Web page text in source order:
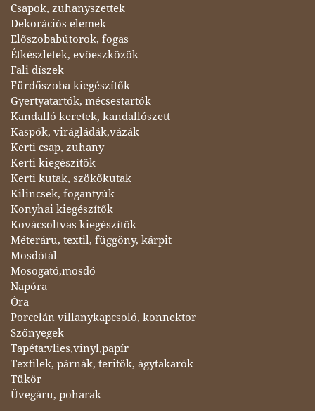
Csapok, zuhanyszettek
Dekorációs elemek
Előszobabútorok, fogas
Étkészletek, evőeszközök
Fali díszek
Fürdőszoba kiegészítők
Gyertyatartók, mécsestartók
Kandalló keretek, kandallószett
Kaspók, virágládák,vázák
Kerti csap, zuhany
Kerti kiegészítők
Kerti kutak, szökőkutak
Kilincsek, fogantyúk
Konyhai kiegészítők
Kovácsoltvas kiegészítők
Méteráru, textil, függöny, kárpit
Mosdótál
Mosogató,mosdó
Napóra
Óra
Porcelán villanykapcsoló, konnektor
Szőnyegek
Tapéta:vlies,vinyl,papír
Textilek, párnák, teritők, ágytakarók
Tükör
Üvegáru, poharak